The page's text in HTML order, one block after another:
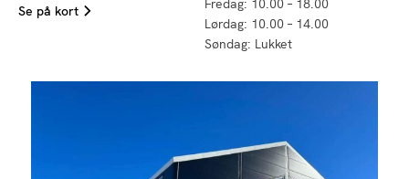
Se på kort
Fredag: 10.00 – 18.00
Lørdag: 10.00 – 14.00
Søndag: Lukket